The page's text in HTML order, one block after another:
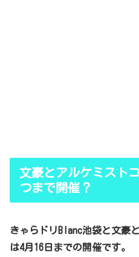
文豪とアルケミスト
つまで開催？
きゃらドリBlanc池袋と文豪
は4月16日までの開催です。